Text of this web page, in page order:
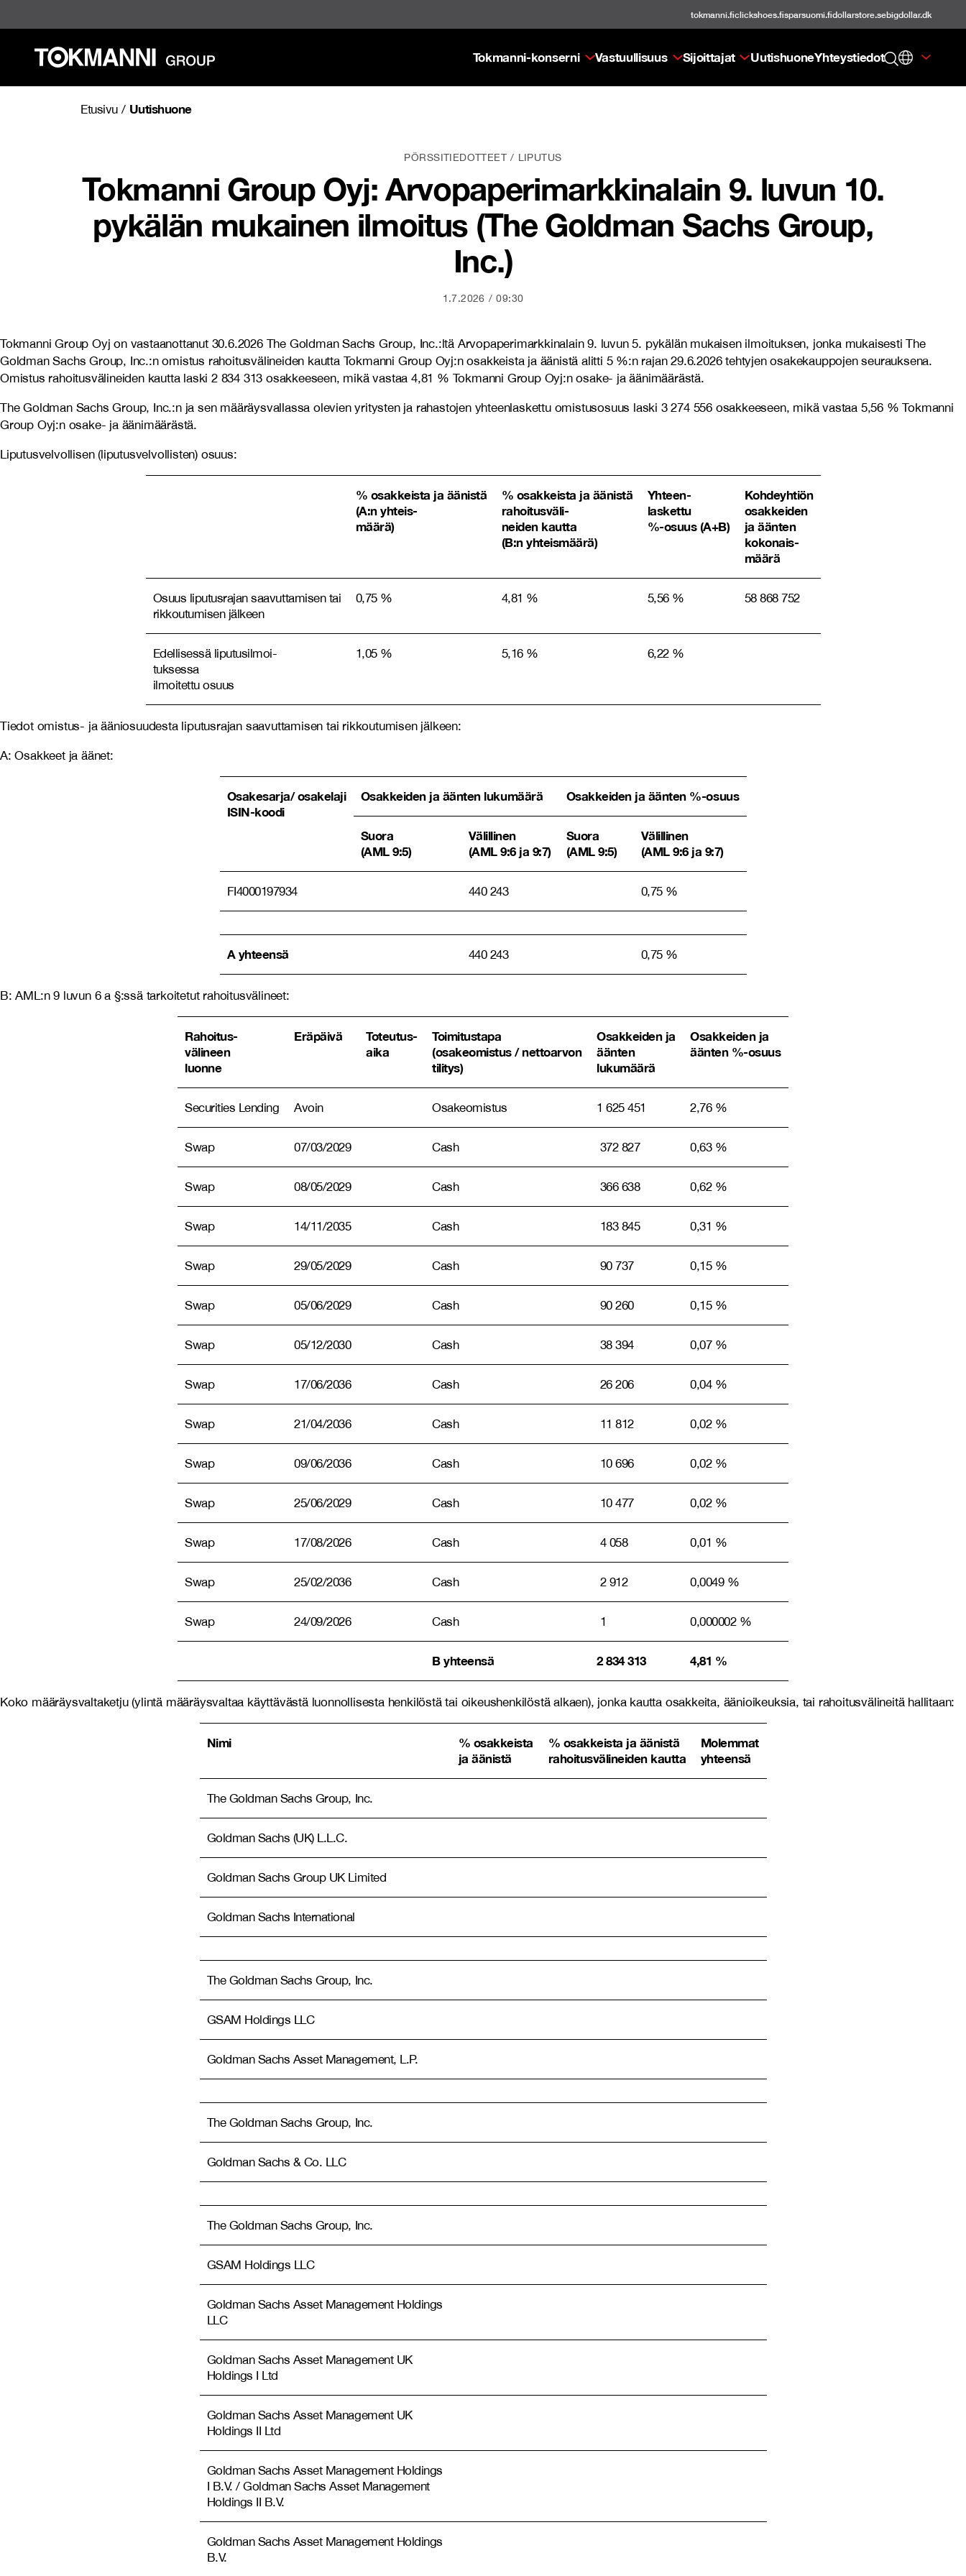
tokmanni.ficlickshoes.fisparsuomi.fidollarstore.sebigdollar.dk
Tokmanni-konserni Vastuullisuus Sijoittajat UutishuoneYhteystiedot
Etusivu/ Uutishuone
PÖRSSITIEDOTTEET LIPUTUS
Tokmanni Group Oyj: Arvopaperimarkkinalain 9. luvun 10.
pykälän mukainen ilmoitus (The Goldman Sachs Group,
Inc.)
1.7.2026 09:30
Tokmanni Group Oyj on vastaanottanut 30.6.2026 The Goldman Sachs Group, Inc.:ltä Arvopaperimarkkinalain 9. luvun 5. pykälän mukaisen ilmoituksen, jonka mukaisesti The
Goldman Sachs Group, Inc.:n omistus rahoitusvälineiden kautta Tokmanni Group Oyj:n osakkeista ja äänistä alitti 5 %:n rajan 29.6.2026 tehtyjen osakekauppojen seurauksena.
Omistus rahoitusvälineiden kautta laski 2 834 313 osakkeeseen, mikä vastaa 4,81 % Tokmanni Group Oyj:n osake- ja äänimäärästä.
The Goldman Sachs Group, Inc.:n ja sen määräysvallassa olevien yritysten ja rahastojen yhteenlaskettu omistusosuus laski 3 274 556 osakkeeseen, mikä vastaa 5,56 % Tokmanni
Group Oyj:n osake- ja äänimäärästä.
Liputusvelvollisen (liputusvelvollisten) osuus:
% osakkeista ja äänistä
(A:n yhteis-
määrä)
% osakkeista ja äänistä
rahoitusväli-
neiden kautta
(B:n yhteismäärä)
Yhteen-
laskettu
%-osuus (A+B)
Kohdeyhtiön
osakkeiden
ja äänten
kokonais-
määrä
Osuus liputusrajan saavuttamisen tai
rikkoutumisen jälkeen
0,75 % 4,81 % 5,56 % 58 868 752
Edellisessä liputusilmoi-
tuksessa
ilmoitettu osuus
1,05 % 5,16 % 6,22 %
Tiedot omistus- ja ääniosuudesta liputusrajan saavuttamisen tai rikkoutumisen jälkeen:
A: Osakkeet ja äänet:
Osakesarja/ osakelaji
ISIN-koodi
Osakkeiden ja äänten lukumäärä Osakkeiden ja äänten %-osuus
Suora
(AML 9:5)
Välillinen
(AML 9:6 ja 9:7)
Suora
(AML 9:5)
Välillinen
(AML 9:6 ja 9:7)
FI4000197934 440 243 0,75 %
A yhteensä 440 243 0,75 %
B: AML:n 9 luvun 6 a §:ssä tarkoitetut rahoitusvälineet:
Rahoitus-
välineen
luonne
Eräpäivä
Toteutus-
aika
Toimitustapa
(osakeomistus / nettoarvon
tilitys)
Osakkeiden ja
äänten
lukumäärä
Osakkeiden ja
äänten %-osuus
Securities Lending Avoin Osakeomistus 1 625 451 2,76 %
Swap 07/03/2029 Cash 372 827 0,63 %
Swap 08/05/2029 Cash 366 638 0,62 %
Swap 14/11/2035 Cash 183 845 0,31 %
Swap 29/05/2029 Cash 90 737 0,15 %
Swap 05/06/2029 Cash 90 260 0,15 %
Swap 05/12/2030 Cash 38 394 0,07 %
Swap 17/06/2036 Cash 26 206 0,04 %
Swap 21/04/2036 Cash 11 812 0,02 %
Swap 09/06/2036 Cash 10 696 0,02 %
Swap 25/06/2029 Cash 10 477 0,02 %
Swap 17/08/2026 Cash 4 058 0,01 %
Swap 25/02/2036 Cash 2 912 0,0049 %
Swap 24/09/2026 Cash 1 0,000002 %
B yhteensä 2 834 313 4,81 %
Koko määräysvaltaketju (ylintä määräysvaltaa käyttävästä luonnollisesta henkilöstä tai oikeushenkilöstä alkaen), jonka kautta osakkeita, äänioikeuksia, tai rahoitusvälineitä hallitaan:
Nimi
% osakkeista
ja äänistä
% osakkeista ja äänistä
rahoitusvälineiden kautta
Molemmat
yhteensä
The Goldman Sachs Group, Inc.
Goldman Sachs (UK) L.L.C.
Goldman Sachs Group UK Limited
Goldman Sachs International
The Goldman Sachs Group, Inc.
GSAM Holdings LLC
Goldman Sachs Asset Management, L.P.
The Goldman Sachs Group, Inc.
Goldman Sachs & Co. LLC
The Goldman Sachs Group, Inc.
GSAM Holdings LLC
Goldman Sachs Asset Management Holdings
LLC
Goldman Sachs Asset Management UK
Holdings I Ltd
Goldman Sachs Asset Management UK
Holdings II Ltd
Goldman Sachs Asset Management Holdings
I B.V. / Goldman Sachs Asset Management
Holdings II B.V.
Goldman Sachs Asset Management Holdings
B.V.